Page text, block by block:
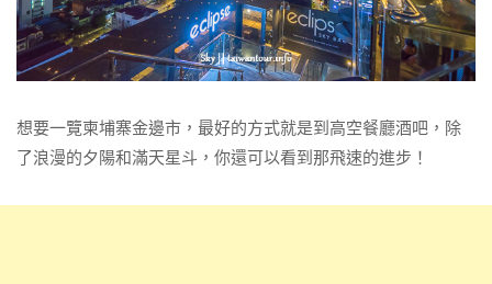
想要一覽柬埔寨金邊市，最好的方式就是到高空餐廳酒吧，除
了浪漫的夕陽和滿天星斗，你還可以看到那飛速的進步！